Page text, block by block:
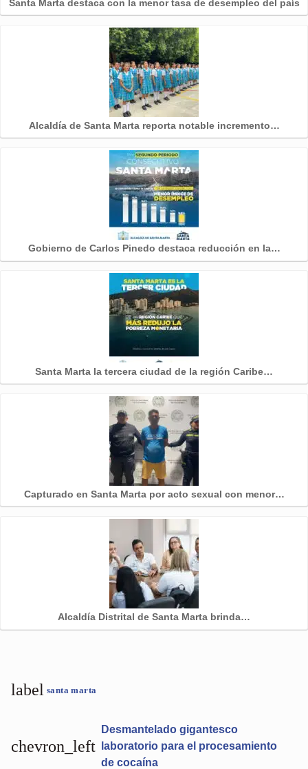
Santa Marta destaca con la menor tasa de desempleo del país
Alcaldía de Santa Marta reporta notable incremento…
Gobierno de Carlos Pinedo destaca reducción en la…
Santa Marta la tercera ciudad de la región Caribe…
Capturado en Santa Marta por acto sexual con menor…
Alcaldía Distrital de Santa Marta brinda…
label santa marta
chevron_left
Desmantelado gigantesco
laboratorio para el procesamiento
de cocaína